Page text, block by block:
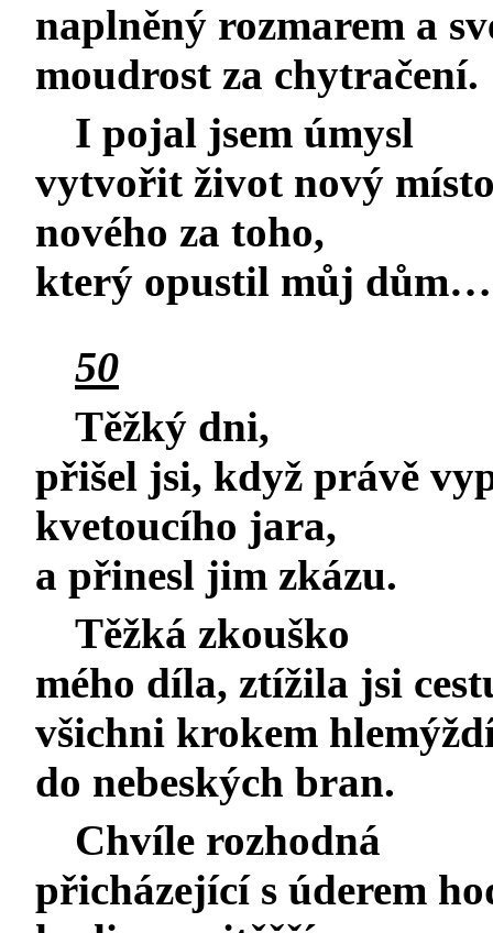
naplněný rozmarem a
moudrost za chytračení.
I pojal jsem úmysl
vytvořit život nový
nového za toho,
který opustil můj dům…
50
Těžký dni,
přišel jsi, když právě
kvetoucího jara,
a přinesl jim zkázu.
Těžká zkouško
mého díla, ztížila jsi
všichni krokem
do nebeských bran.
Chvíle rozhodná
přicházející s úderem